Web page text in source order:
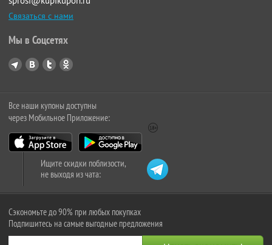
Связаться с нами
Мы в Соцсетях
Все наши купоны доступны
через Мобильное Приложение:
Ищите скидки поблизости,
не выходя из чата:
Сэкономьте до 90% при любых покупках
Подпишитесь на самые выгодные предложения